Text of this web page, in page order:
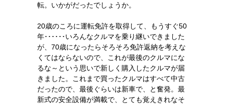
転。いかがだったでしょうか。
20歳のころに運転免許を取得して、もうすぐ50
年･･････いろんなクルマを乗り継いできました
が、70歳になったらそろそろ免許返納を考えな
くてはならないので、これが最後のクルマにな
るな～という思いで新しく購入したクルマが届
きました。これまで買ったクルマはすべて中古
だったので、最後ぐらいは新車で、と奮発。最
新式の安全設備が満載で、とても覚えきれなそ